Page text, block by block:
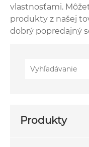
vlastnosťami.
produkty z našej
dobrý popredajný
Produkty